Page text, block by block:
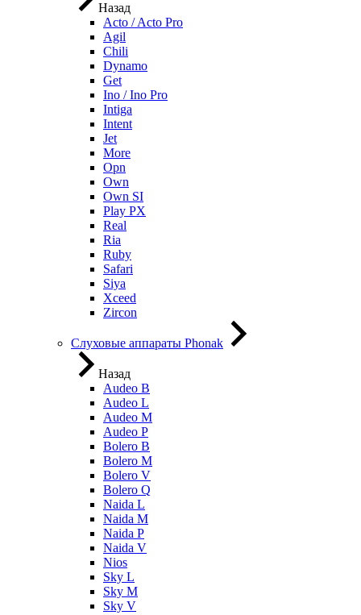
Назад
Acto / Acto Pro
Agil
Chili
Dynamo
Get
Ino / Ino Pro
Intiga
Intent
Jet
More
Opn
Own
Own SI
Play PX
Real
Ria
Ruby
Safari
Siya
Xceed
Zircon
Слуховые аппараты Phonak
Назад
Audeo B
Audeo L
Audeo М
Audeo P
Bolero B
Bolero M
Bolero V
Bolero Q
Naida L
Naida M
Naida P
Naida V
Nios
Sky L
Sky M
Sky V